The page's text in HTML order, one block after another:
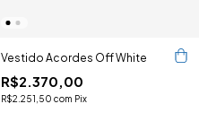
Vestido Acordes Off White
R$2.370,00
R$2.251,50 com Pix